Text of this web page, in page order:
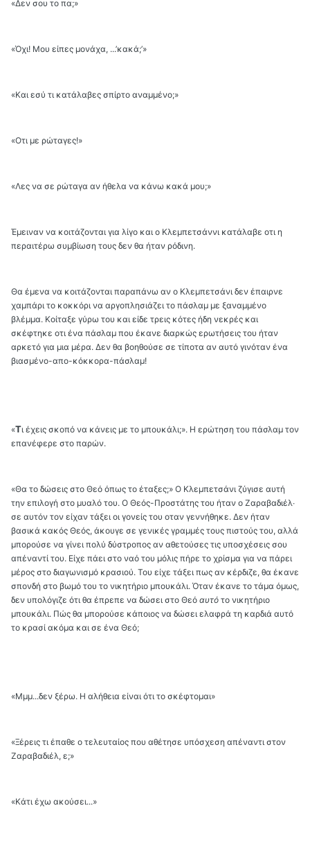
«Δεν σου το πα;»
«Όχι! Μου είπες μονάχα, ...’κακά;’»
«Και εσύ τι κατάλαβες σπίρτο αναμμένο;»
«Οτι με ρώταγες!»
«Λες να σε ρώταγα αν ήθελα να κάνω κακά μου;»
Έμειναν να κοιτάζονται για λίγο και ο Κλεμπετσάννι κατάλαβε οτι η
περαιτέρω συμβίωση τους δεν θα ήταν ρόδινη.
Θα έμενα να κοιτάζονται παραπάνω αν ο Κλεμπετσάνι δεν έπαιρνε
χαμπάρι το κοκκόρι να αργοπλησιάζει το πάσλαμ με ξαναμμένο
βλέμμα. Κοίταξε γύρω του και είδε τρεις κότες ήδη νεκρές και
σκέφτηκε οτι ένα πάσλαμ που έκανε διαρκώς ερωτήσεις του ήταν
αρκετό για μια μέρα. Δεν θα βοηθούσε σε τίποτα αν αυτό γινόταν ένα
βιασμένο-απο-κόκκορα-πάσλαμ!
«Τι έχεις σκοπό να κάνεις με το μπουκάλι;». Η ερώτηση του πάσλαμ τον
επανέφερε στο παρών.
«Θα το δώσεις στο Θεό όπως το έταξες;» Ο Κλεμπετσάνι ζύγισε αυτή
την επιλογή στο μυαλό του. Ο Θεός-Προστάτης του ήταν ο Ζαραβαδιέλ∙
σε αυτόν τον είχαν τάξει οι γονείς του οταν γεννήθηκε. Δεν ήταν
βασικά κακός Θεός, άκουγε σε γενικές γραμμές τους πιστούς του, αλλά
μπορούσε να γίνει πολύ δύστροπος αν αθετούσες τις υποσχέσεις σου
απέναντί του. Είχε πάει στο ναό του μόλις πήρε το χρίσμα για να πάρει
μέρος στο διαγωνισμό κρασιού. Του είχε τάξει πως αν κέρδιζε, θα έκανε
σπονδή στο βωμό του το νικητήριο μπουκάλι. Όταν έκανε το τάμα όμως,
δεν υπολόγιζε ότι θα έπρεπε να δώσει στο Θεό αυτό το νικητήριο
μπουκάλι. Πώς θα μπορούσε κάποιος να δώσει ελαφρά τη καρδιά αυτό
το κρασί ακόμα και σε ένα Θεό;
«Μμμ...δεν ξέρω. Η αλήθεια είναι ότι το σκέφτομαι»
«Ξέρεις τι έπαθε ο τελευταίος που αθέτησε υπόσχεση απέναντι στον
Ζαραβαδιέλ, ε;»
«Κάτι έχω ακούσει...»